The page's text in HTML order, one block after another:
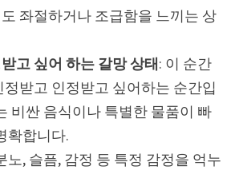
좌절하거나 조급함을 느끼는 상
고 싶어 하는 갈망 상태: 이 순간
정받고 인정받고 싶어하는 순간입
비싼 음식이나 특별한 물품이 빠
확합니다.
노, 슬픔, 감정 등 특정 감정을 억누